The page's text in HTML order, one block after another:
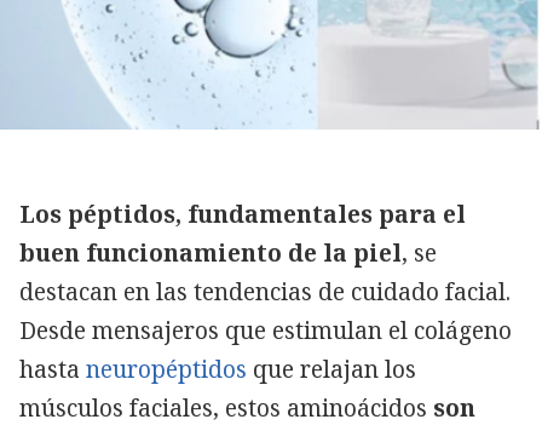
Los péptidos, fundamentales para el
buen funcionamiento de la piel, se
destacan en las tendencias de cuidado facial.
Desde mensajeros que estimulan el colágeno
hasta neuropéptidos que relajan los
músculos faciales, estos aminoácidos son